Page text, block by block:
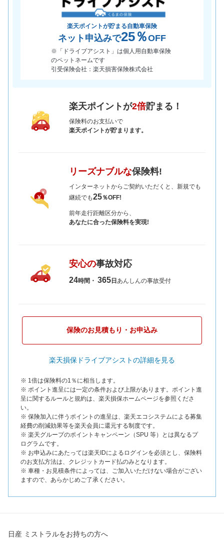
楽天ポイントが貯まる自動車保険
ネット申込みで25％OFF
※「ドライブアシスト」は個人用自動車保険
のペットネームです
引受保険会社：楽天損害保険株式会社
楽天ポイントが2倍貯まる！
保険料のお支払いで
楽天ポイントが貯まります。
リーズナブルな保険料!
インターネットからご契約いただくと、新規でも
継続でも25％OFF!
前年走行距離区分から、
あなたに合った保険料を実現!
安心の事故対応
24時間・365日あんしんの事故受付
保険のお見積もり・お申込み
楽天損保ドライブアシストの詳細を見る
※ 1倍は保険料の1％に相当します。
※ ポイント進呈には一定の条件および上限があります。ポイント進
呈に関するルールと規約は、楽天損保ホームページを参照くださ
い。
※ 保険加入に伴うポイントの進呈は、楽天エコシステムによる募集
経費の削減効果等を楽天会員に還元する制度です。
※ 楽天グループのポイントキャンペーン（SPU 等）とは異なるプ
ログラムです。
※ お申込みにあたっては楽天IDによるログインを必須とし、保険料
のお支払方法は、クレジットカード払のみとなります。
※ 車種・お見積条件によっては、ご加入いただけない場合がござい
ますので、あらかじめご了承ください。
日産 ミストラルをお持ちの方へ